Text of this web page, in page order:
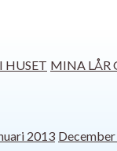
HUSET MINA LÅR
2013